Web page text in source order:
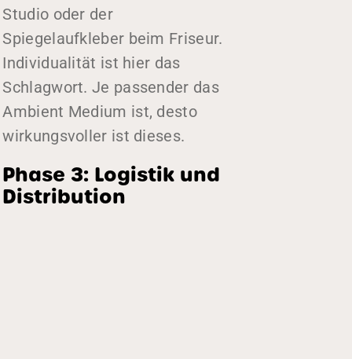
Studio oder der
Spiegelaufkleber beim Friseur.
Individualität ist hier das
Schlagwort. Je passender das
Ambient Medium ist, desto
wirkungsvoller ist dieses.
Phase 3: Logistik und
Distribution